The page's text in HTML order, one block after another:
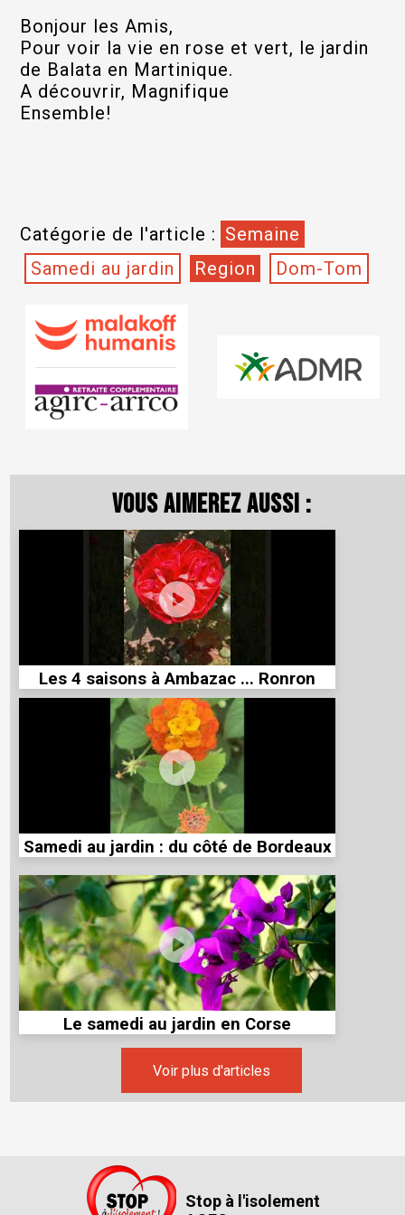
Bonjour les Amis,
Pour voir la vie en rose et vert, le jardin
de Balata en Martinique.
A découvrir, Magnifique
Ensemble!
Catégorie de l'article : Semaine
Samedi au jardin
Region Dom-Tom
Vous aimerez aussi :
Les 4 saisons à Ambazac ... Ronron
Samedi au jardin : du côté de Bordeaux
Le samedi au jardin en Corse
Voir plus d'articles
Stop à l'isolement